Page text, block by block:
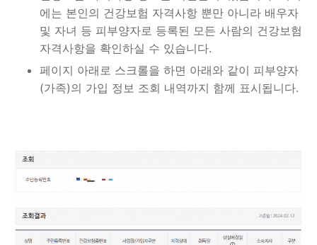
에는 본인의 건강보험 자격사항 뿐만 아니라 배우자
및 자녀 등 피부양자로 등록된 모든 사람의 건강보험
자격사항을 확인하실 수 있습니다.
페이지 아래로 스크롤을 하면 아래와 같이 피부양자
(가족)의 가입 정보 조회 내역까지 함께 표시됩니다.